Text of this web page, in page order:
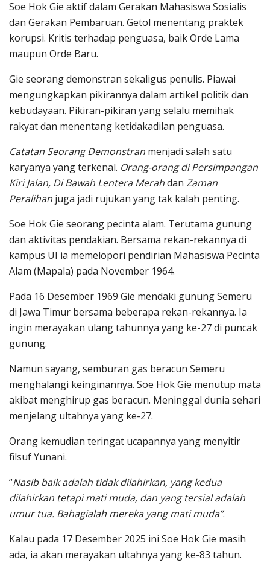
Soe Hok Gie aktif dalam Gerakan Mahasiswa Sosialis
dan Gerakan Pembaruan. Getol menentang praktek
korupsi. Kritis terhadap penguasa, baik Orde Lama
maupun Orde Baru.
Gie seorang demonstran sekaligus penulis. Piawai
mengungkapkan pikirannya dalam artikel politik dan
kebudayaan. Pikiran-pikiran yang selalu memihak
rakyat dan menentang ketidakadilan penguasa.
Catatan Seorang Demonstran menjadi salah satu
karyanya yang terkenal. Orang-orang di Persimpangan
Kiri Jalan, Di Bawah Lentera Merahdan Zaman
Peralihan juga jadi rujukan yang tak kalah penting.
Soe Hok Gie seorang pecinta alam. Terutama gunung
dan aktivitas pendakian. Bersama rekan-rekannya di
kampus UI ia memelopori pendirian Mahasiswa Pecinta
Alam (Mapala) pada November 1964.
Pada 16 Desember 1969 Gie mendaki gunung Semeru
di Jawa Timur bersama beberapa rekan-rekannya. Ia
ingin merayakan ulang tahunnya yang ke-27 di puncak
gunung.
Namun sayang, semburan gas beracun Semeru
menghalangi keinginannya. Soe Hok Gie menutup mata
akibat menghirup gas beracun. Meninggal dunia sehari
menjelang ultahnya yang ke-27.
Orang kemudian teringat ucapannya yang menyitir
filsuf Yunani.
“Nasib baik adalah tidak dilahirkan, yang kedua
dilahirkan tetapi mati muda, dan yang tersial adalah
umur tua. Bahagialah mereka yang mati muda”.
Kalau pada 17 Desember 2025 ini Soe Hok Gie masih
ada, ia akan merayakan ultahnya yang ke-83 tahun.